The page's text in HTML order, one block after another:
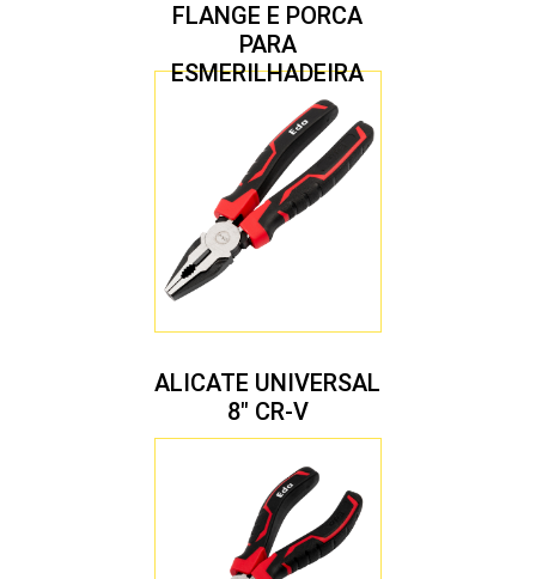
FLANGE E PORCA
PARA
ESMERILHADEIRA
4.1/2″ 20,00 MM
ALICATE UNIVERSAL
8″ CR-V